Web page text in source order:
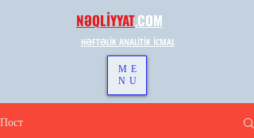
NƏQLİYYAT.COM
HƏFTƏLİK ANALİTİK İCMAL
ME
NU
Пост